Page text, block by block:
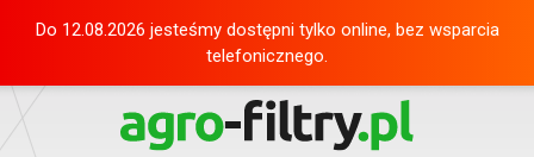
Do 12.08.2026 jesteśmy dostępni tylko online, bez wsparcia
telefonicznego.